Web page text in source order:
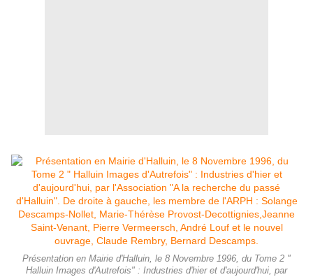
Présentation en Mairie d'Halluin, le 8 Novembre 1996, du Tome 2 "
Halluin Images d'Autrefois" : Industries d'hier et d'aujourd'hui, par